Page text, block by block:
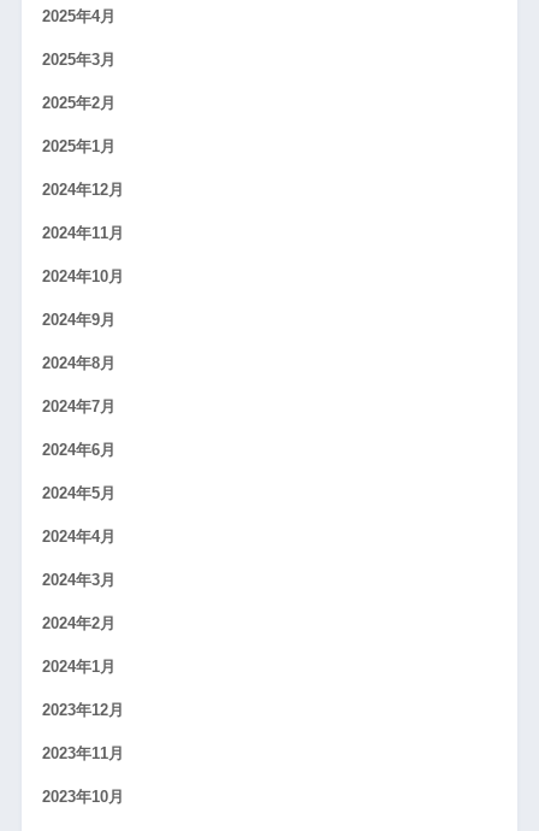
2025年4月
2025年3月
2025年2月
2025年1月
2024年12月
2024年11月
2024年10月
2024年9月
2024年8月
2024年7月
2024年6月
2024年5月
2024年4月
2024年3月
2024年2月
2024年1月
2023年12月
2023年11月
2023年10月